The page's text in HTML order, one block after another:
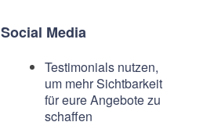
Social Media
Testimonials nutzen,
um mehr Sichtbarkeit
für eure Angebote zu
schaffen